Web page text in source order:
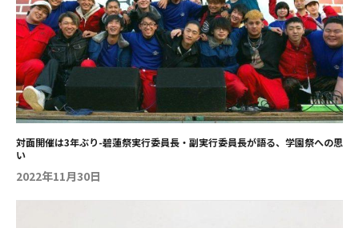
特に力を入れています。未来の自分が心に余裕を持てるよう、
日々の課題や実習レポートは「どうすれば最高評価を取れるか」
を常に意識して取り組んでいます。1年次の製図の課題は未経験
で進みが遅れたものの、放課後に残り、期限を守るよう努めまし
た。「分からないことがあれば、すぐに先輩や周囲に聞いて解決
する」といったスピード感も大切にしています。一方で金曜の放
課後は、所属する軽音楽部とバドミントンサークルで思いきりリ
フレッシュしています。軽音楽部ではバンドのボーカルを担当し
ており、今年も文化祭である碧蓮祭のステージで歌う予定です。
学生スタッフとして積極的な声がけと分かりやすさを意識 １年
次からオープンキャンパスの学生スタッフとして、キャンパスツ
からの学習と社会とのつながり 「大人になること」の現実的な
プロセスとして、杉﨑氏ご自身の過去の失敗談が語られました。
準備不足による挫折や、時間管理の怠りから生じた信頼の喪失と
いった実体験をもとに、「何をするにも準備が大切」「信頼なき
所に金も人も集まらない」という厳粛な教訓が共有されました。
さらに、学校での学びが社会でどのように生きるかについても言
及されました。仕事には教科ごとの区分はなく、学びを横断的に
活用すること、そして情報は「行動（検証）」を伴うことで初め
て知識として定着するという原則が示されました。 未来に向け
た永続条件の構築 結びとして、大人になるためには「守られる側
から、守る側への自律・自立」が必要不可欠であると提起されま
条件の構築である」という言葉が紹介されました。 「誰もが人
対面開催は3年ぶり-碧蓮祭実行委員長・副実行委員長が語る、学園祭への思
い
2022年11月30日